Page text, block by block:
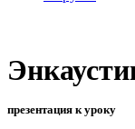
презентация к уроку